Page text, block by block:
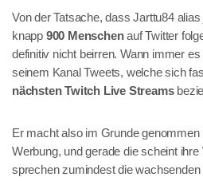
Von der Tatsache, dass Jarttu84
knapp 900 Menschenauf Twitter
definitiv nicht beirren. Wann immer
seinem Kanal Tweets, welche sich
nächsten Twitch Live Streams
Er macht also im Grunde
Werbung, und gerade die scheint
sprechen zumindest die